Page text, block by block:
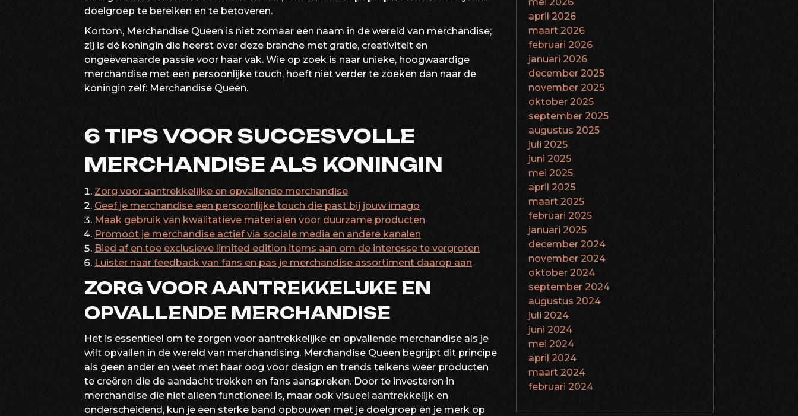
doelgroep te bereiken en te betoveren.
Kortom, Merchandise Queen is niet zomaar een naam in de wereld van merchandise;
zij is dé koningin die heerst over deze branche met gratie, creativiteit en
ongeëvenaarde passie voor haar vak. Wie op zoek is naar unieke, hoogwaardige
merchandise met een persoonlijke touch, hoeft niet verder te zoeken dan naar de
koningin zelf: Merchandise Queen.
6 TIPS VOOR SUCCESVOLLE
MERCHANDISE ALS KONINGIN
Zorg voor aantrekkelijke en opvallende merchandise
Geef je merchandise een persoonlijke touch die past bij jouw imago
Maak gebruik van kwalitatieve materialen voor duurzame producten
Promoot je merchandise actief via sociale media en andere kanalen
Bied af en toe exclusieve limited edition items aan om de interesse te vergroten
Luister naar feedback van fans en pas je merchandise assortiment daarop aan
ZORG VOOR AANTREKKELIJKE EN
OPVALLENDE MERCHANDISE
Het is essentieel om te zorgen voor aantrekkelijke en opvallende merchandise als je
wilt opvallen in de wereld van merchandising. Merchandise Queen begrijpt dit principe
als geen ander en weet met haar oog voor design en trends telkens weer producten
te creëren die de aandacht trekken en fans aanspreken. Door te investeren in
merchandise die niet alleen functioneel is, maar ook visueel aantrekkelijk en
onderscheidend, kun je een sterke band opbouwen met je doelgroep en je merk op
april 2026
maart 2026
februari 2026
januari 2026
december 2025
november 2025
oktober 2025
september 2025
augustus 2025
juli 2025
juni 2025
mei 2025
april 2025
maart 2025
februari 2025
januari 2025
december 2024
november 2024
oktober 2024
september 2024
augustus 2024
juli 2024
juni 2024
mei 2024
april 2024
maart 2024
februari 2024